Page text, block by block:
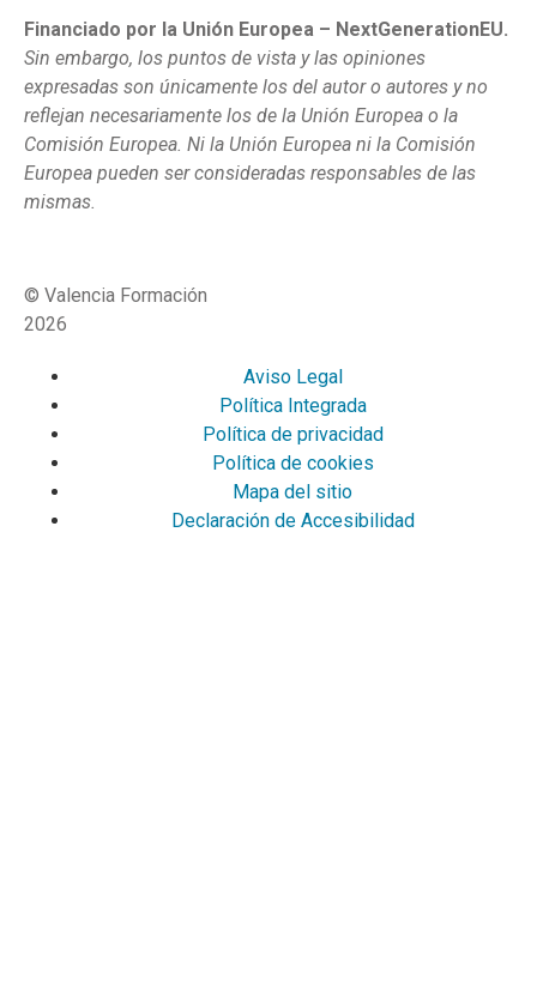
Financiado por la Unión Europea – NextGenerationEU.
Sin embargo, los puntos de vista y las opiniones
expresadas son únicamente los del autor o autores y no
reflejan necesariamente los de la Unión Europea o la
Comisión Europea. Ni la Unión Europea ni la Comisión
Europea pueden ser consideradas responsables de las
mismas.
© Valencia Formación
2026
Aviso Legal
Política Integrada
Política de privacidad
Política de cookies
Mapa del sitio
Declaración de Accesibilidad